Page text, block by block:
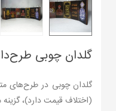
گلدان چوبی
گلدان چوبی در طرح‌های
(اختلاف قیمت دارد)،